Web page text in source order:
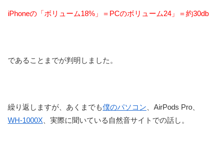
iPhoneの「ボリューム18%」＝PCのボリューム24」＝約30db
であることまでが判明しました。
繰り返しますが、あくまでも僕のパソコン 、AirPods Pro、
WH-1000X 、実際に聞いている自然音サイトでの話し。